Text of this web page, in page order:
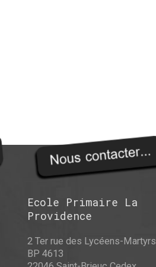
Ecole Primaire La
Providence
2 Ter rue des Lycéens-Martyrs
BP 4613